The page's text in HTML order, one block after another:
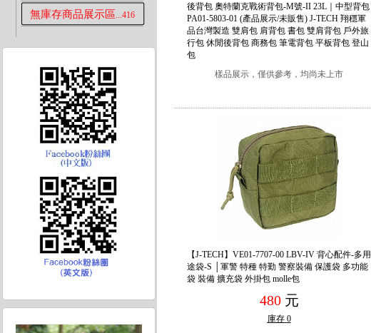
無庫存商品展示區...416
後背包 奧特蘭克戰術背包-M號-II 23L｜中型背包
PA01-5803-01 (產品展示/未販售) J-TECH 翔穩軍
品台灣製造 雙肩包 肩背包 書包 雙肩背包 戶外旅
行包 休閒後背包 商務包 筆電背包 平板背包 登山
包
樣品展示，僅供參考，均尚未上市
【J-TECH】VE01-7707-00 LBV-IV 背心配件-多用
途袋-S │軍警 特種 特勤 警察裝備 保護袋 多功能
袋 裝備 擴充袋 外掛包 molle包
480元
庫存 0